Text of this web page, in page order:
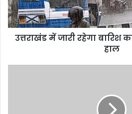
दौर,
जानें
मौसम
उत्तराखंड में जारी रहेगा बारिश
हाल